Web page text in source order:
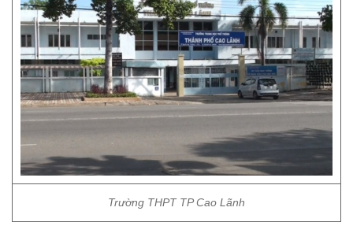
Trường THPT TP Cao Lãnh